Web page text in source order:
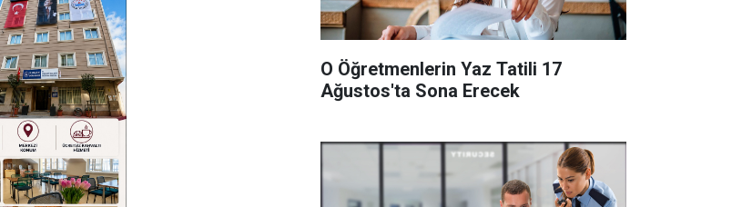
O Öğretmenlerin Yaz Tatili 17
Ağustos'ta Sona Erecek